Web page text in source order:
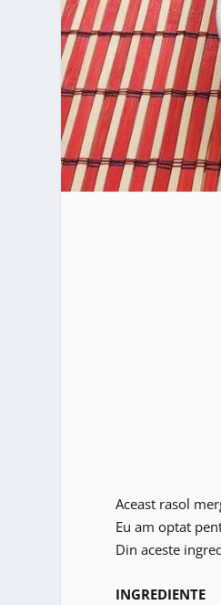
Aceast rasol
Eu am optat
Din aceste
INGREDIENTE